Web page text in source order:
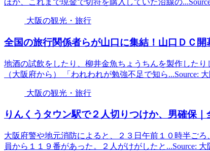
ほか、これまで現金で切符を購入していた沿線の
大阪の観光・旅行
全国の旅行関係者らが山口に集結！山口ＤＣ開
地酒の試飲をしたり、柳井金魚ちょうちんを製作した
（大阪府から） 「われわれが勉強不足で知ら...Source:
大阪の観光・旅行
りんくうタウン駅で２人切りつけか、男確保
大阪府警や地元消防によると、２３日午前１０時半ご
員から１１９番があった。２人がけがしたと...Source: 大